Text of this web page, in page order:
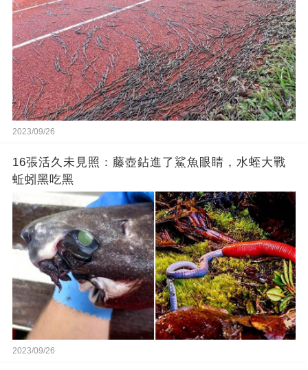
2023/09/26
16張活久未見照：藤壺鉆進了鯊魚眼睛，水蛭大戰
蚯蚓黑吃黑
2023/09/26